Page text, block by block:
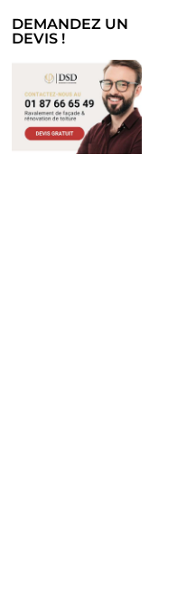
DEMANDEZ UN
DEVIS !